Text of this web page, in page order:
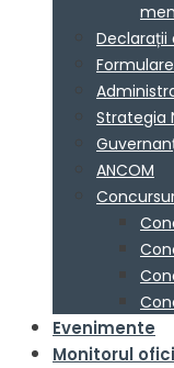
Declarații
Strategia
ANCOM
Evenimente
Monitorul